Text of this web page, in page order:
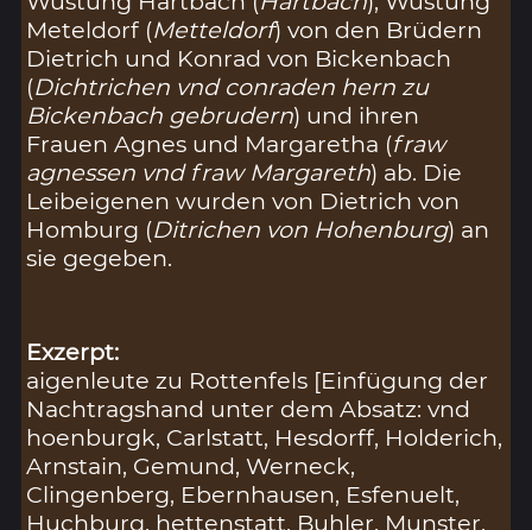
Meteldorf (Metteldorf) von den Brüdern
Dietrich und Konrad von Bickenbach
(Dichtrichen vnd conraden hern zu
Bickenbach gebrudern) und ihren
Frauen Agnes und Margaretha (fraw
agnessen vnd fraw Margareth) ab. Die
Leibeigenen wurden von Dietrich von
Homburg (Ditrichen von Hohenburg) an
sie gegeben.
Exzerpt:
aigenleute zu Rottenfels [Einfügung der
Nachtragshand unter dem Absatz: vnd
hoenburgk, Carlstatt, Hesdorff, Holderich,
Arnstain, Gemund, Werneck,
Clingenberg, Ebernhausen, Esfenuelt,
Huchburg, hettenstatt, Buhler, Munster,